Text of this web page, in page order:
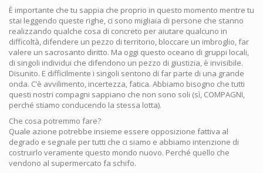
È importante che tu sappia che proprio in questo momento mentre tu
stai leggendo queste righe, ci sono migliaia di persone che stanno
realizzando qualche cosa di concreto per aiutare qualcuno in
difficoltà, difendere un pezzo di territorio, bloccare un imbroglio, far
valere un sacrosanto diritto. Ma oggi questo oceano di gruppi locali,
di singoli individui che difendono un pezzo di giustizia, è invisibile.
Disunito. E difficilmente i singoli sentono di far parte di una grande
onda. C’è avvilimento, incertezza, fatica. Abbiamo bisogno che tutti
questi nostri compagni sappiano che non sono soli (sì, COMPAGNI,
perché stiamo conducendo la stessa lotta).
Che cosa potremmo fare?
Quale azione potrebbe insieme essere opposizione fattiva al
degrado e segnale per tutti che ci siamo e abbiamo intenzione di
costruirlo veramente questo mondo nuovo. Perché quello che
vendono al supermercato fa schifo.